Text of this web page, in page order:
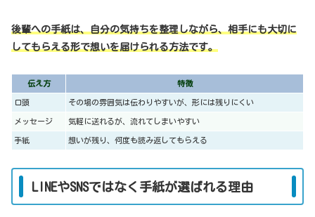
後輩への手紙は、自分の気持ちを整理しながら、相手にも大切に
してもらえる形で想いを届けられる方法です。
伝え方 特徴
口頭 その場の雰囲気は伝わりやすいが、形には残りにくい
メッセージ 気軽に送れるが、流れてしまいやすい
手紙 想いが残り、何度も読み返してもらえる
LINEやSNSではなく手紙が選ばれる理由